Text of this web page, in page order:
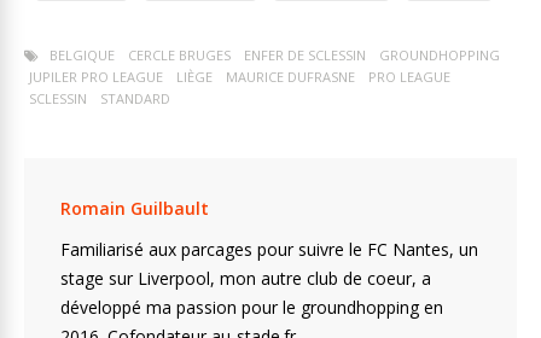
BELGIQUE CERCLE BRUGES ENFER DE SCLESSIN
GROUNDHOPPING
JUPILER PRO LEAGUE
LIÈGE MAURICE DUFRASNE
PRO LEAGUE
SCLESSIN
STANDARD
Romain Guilbault
Familiarisé aux parcages pour suivre le FC Nantes, un
stage sur Liverpool, mon autre club de coeur, a
développé ma passion pour le groundhopping en